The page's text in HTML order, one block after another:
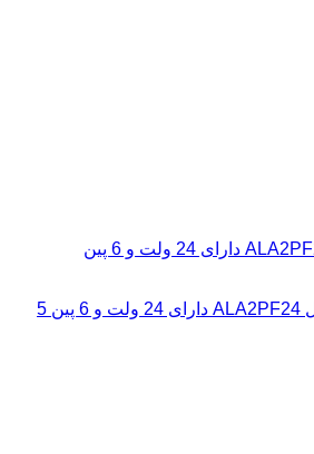
رله پکیجی پاناسونیک مدل ALA2PF24 دارای 24 ولت و 6 پین 5